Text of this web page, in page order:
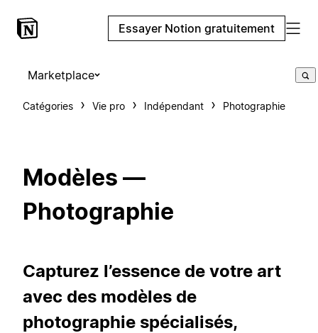
Essayer Notion gratuitement
Marketplace
Catégories Vie pro Indépendant Photographie
Modèles —
Photographie
Capturez l’essence de votre art
avec des modèles de
photographie spécialisés,